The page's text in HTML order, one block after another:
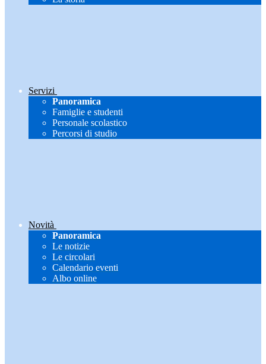
Servizi
Panoramica
Famiglie e studenti
Personale scolastico
Percorsi di studio
Novità
Panoramica
Le notizie
Le circolari
Calendario eventi
Albo online